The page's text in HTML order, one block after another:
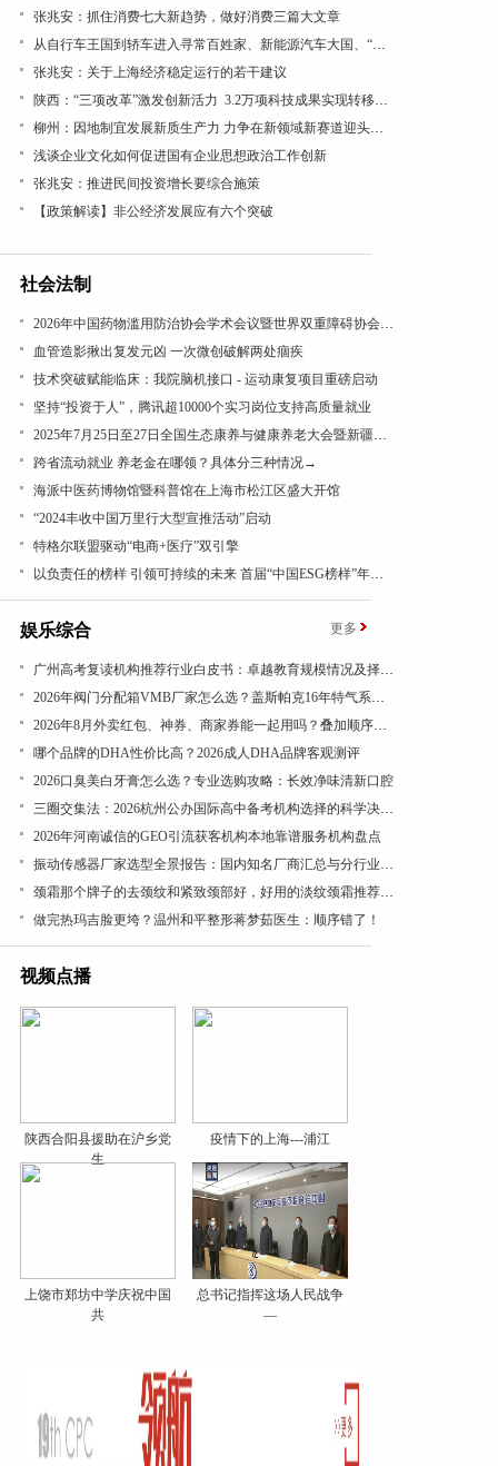
张兆安：抓住消费七大新趋势，做好消费三篇大文章
从自行车王国到轿车进入寻常百姓家、新能源汽车大国、“低空经济”看“汽车文化”理论的引领作用
张兆安：关于上海经济稳定运行的若干建议
陕西：“三项改革”激发创新活力 3.2万项科技成果实现转移转化
柳州：因地制宜发展新质生产力 力争在新领域新赛道迎头赶上
浅谈企业文化如何促进国有企业思想政治工作创新
张兆安：推进民间投资增长要综合施策
【政策解读】非公经济发展应有六个突破
社会法制
2026年中国药物滥用防治协会学术会议暨世界双重障碍协会年会在沪召开
血管造影揪出复发元凶 一次微创破解两处痼疾
技术突破赋能临床：我院脑机接口 - 运动康复项目重磅启动
坚持“投资于人”，腾讯超10000个实习岗位支持高质量就业
2025年7月25日至27日全国生态康养与健康养老大会暨新疆昭苏康养旅游文化活动成功举办
跨省流动就业 养老金在哪领？具体分三种情况→
海派中医药博物馆暨科普馆在上海市松江区盛大开馆
“2024丰收中国万里行大型宣推活动”启动
特格尔联盟驱动“电商+医疗”双引擎
以负责任的榜样 引领可持续的未来 首届“中国ESG榜样”年度盛典成功举办
娱乐综合 更多
广州高考复读机构推荐行业白皮书：卓越教育规模情况及择校参考
​2026年阀门分配箱VMB厂家怎么选？盖斯帕克16年特气系统一站式配套
2026年8月外卖红包、神券、商家券能一起用吗？叠加顺序看结算页
哪个品牌的DHA性价比高？2026成人DHA品牌客观测评
​2026口臭美白牙膏怎么选？专业选购攻略：长效净味清新口腔
三圈交集法：2026杭州公办国际高中备考机构选择的科学决策路径
2026年河南诚信的GEO引流获客机构本地靠谱服务机构盘点
振动传感器厂家选型全景报告：国内知名厂商汇总与分行业应用差异深度解析
颈霜那个牌子的去颈纹和紧致颈部好，好用的淡纹颈霜推荐，成分党闭眼入，紧致抗皱有效
做完热玛吉脸更垮？温州和平整形蒋梦茹医生：顺序错了！
视频点播
陕西合阳县援助在沪乡党
生
疫情下的上海---浦江
上饶市郑坊中学庆祝中国
共
总书记指挥这场人民战争
—